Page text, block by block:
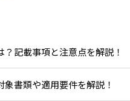
記載事項と注意点を解説！
書類や適用要件を解説！